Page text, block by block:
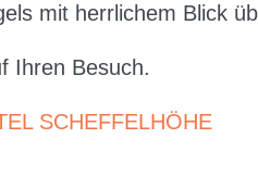
mit herrlichem Blick
Ihren Besuch.
SCHEFFELHÖHE